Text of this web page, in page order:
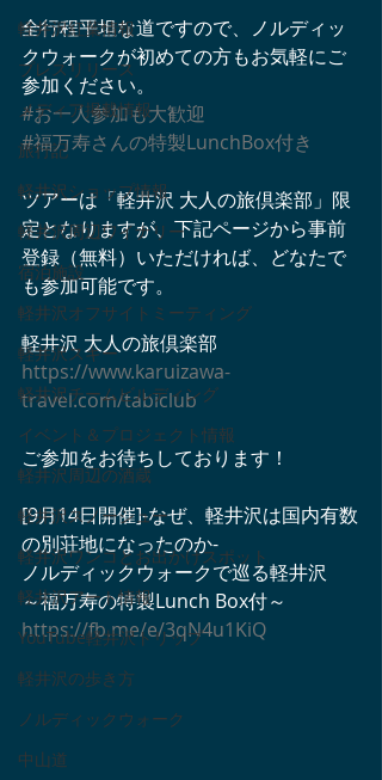
軽井沢紅葉情報
プレスリリース
メディア掲載情報
旅行記
軽井沢ショップ情報
軽井沢周辺ワイナリー
宿泊施設
軽井沢オフサイトミーティング
軽井沢スキー
軽井沢チームビルディング
イベント＆プロジェクト情報
軽井沢周辺の酒蔵
軽井沢スノーシュー
軽井沢ワンコとお出かけスポット
軽井沢アート情報
YouTube軽井沢トリップ
軽井沢の歩き方
ノルディックウォーク
中山道
全行程平坦な道ですので、ノルディッ
クウォークが初めての方もお気軽にご
参加ください。
#お一人参加も大歓迎
#福万寿さんの特製LunchBox付き
ツアーは「軽井沢 大人の旅倶楽部」限
定となりますが、下記ページから事前
登録（無料）いただければ、どなたで
も参加可能です。
軽井沢 大人の旅倶楽部
https://www.karuizawa-
travel.com/tabiclub
ご参加をお待ちしております！
[9月14日開催]-なぜ、軽井沢は国内有数
の別荘地になったのか-
ノルディックウォークで巡る軽井沢
～福万寿の特製Lunch Box付～
https://fb.me/e/3qN4u1KiQ